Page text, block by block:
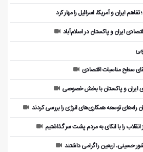
ایران و آمریکا، اسرائیل را مهار کرد
ایران و پاکستان در اسلام‌آباد
سطح مناسبات اقتصادی
ایران و پاکستان با بخش خصوصی
راه‌های توسعه همکاری‌های انرژی را بررسی کردند
را با اتکای به مردم پشت سر گذاشتیم
حسینی، اربعین را گرامی داشتند